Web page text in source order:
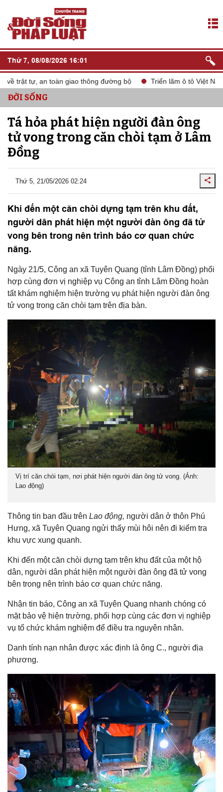
Thứ 7, 08/08/2026 16:01
trật tự, an toàn giao thông đường bộ Triển lãm ô tô Việt Nam
ĐỜI SỐNG
Tá hỏa phát hiện người đàn ông
tử vong trong căn chòi tạm ở Lâm
Đồng
Thứ 5, 21/05/2026 02:24
Khi đến một căn chòi dựng tạm trên khu đất,
người dân phát hiện một người đàn ông đã tử
vong bên trong nên trình báo cơ quan chức
năng.
Ngày 21/5, Công an xã Tuyên Quang (tỉnh Lâm Đồng) phối
hợp cùng đơn vị nghiệp vụ Công an tỉnh Lâm Đồng hoàn
tất khám nghiệm hiện trường vụ phát hiện người đàn ông
tử vong trong căn chòi tạm trên địa bàn.
Vị trí căn chòi tạm, nơi phát hiện người đàn ông tử vong. (Ảnh:
Lao động)
Thông tin ban đầu trên Lao động, người dân ở thôn Phú
Hưng, xã Tuyên Quang ngửi thấy mùi hôi nên đi kiểm tra
khu vực xung quanh.
Khi đến một căn chòi dựng tạm trên khu đất của một hộ
dân, người dân phát hiện một người đàn ông đã tử vong
bên trong nên trình báo cơ quan chức năng.
Nhận tin báo, Công an xã Tuyên Quang nhanh chóng có
mặt bảo vệ hiện trường, phối hợp cùng các đơn vị nghiệp
vụ tổ chức khám nghiệm để điều tra nguyên nhân.
Danh tính nạn nhân được xác định là ông C., người địa
phương.